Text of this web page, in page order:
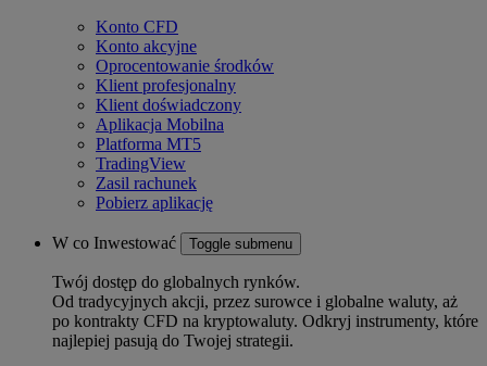
Konto CFD
Konto akcyjne
Oprocentowanie środków
Klient profesjonalny
Klient doświadczony
Aplikacja Mobilna
Platforma MT5
TradingView
Zasil rachunek
Pobierz aplikację
W co Inwestować Toggle submenu
Twój dostęp do globalnych rynków.
Od tradycyjnych akcji, przez surowce i globalne waluty, aż
po kontrakty CFD na kryptowaluty. Odkryj instrumenty, które
najlepiej pasują do Twojej strategii.